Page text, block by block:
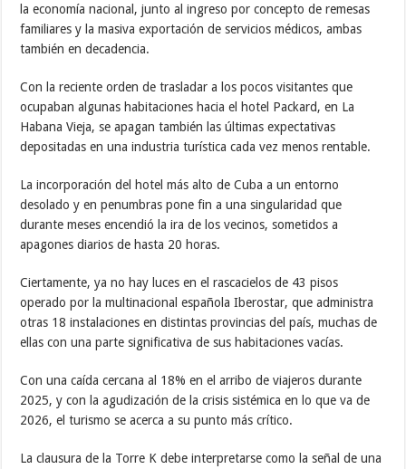
la economía nacional, junto al ingreso por concepto de remesas
familiares y la masiva exportación de servicios médicos, ambas
también en decadencia.
Con la reciente orden de trasladar a los pocos visitantes que
ocupaban algunas habitaciones hacia el hotel Packard, en La
Habana Vieja, se apagan también las últimas expectativas
depositadas en una industria turística cada vez menos rentable.
La incorporación del hotel más alto de Cuba a un entorno
desolado y en penumbras pone fin a una singularidad que
durante meses encendió la ira de los vecinos, sometidos a
apagones diarios de hasta 20 horas.
Ciertamente, ya no hay luces en el rascacielos de 43 pisos
operado por la multinacional española Iberostar, que administra
otras 18 instalaciones en distintas provincias del país, muchas de
ellas con una parte significativa de sus habitaciones vacías.
Con una caída cercana al 18% en el arribo de viajeros durante
2025, y con la agudización de la crisis sistémica en lo que va de
2026, el turismo se acerca a su punto más crítico.
La clausura de la Torre K debe interpretarse como la señal de una